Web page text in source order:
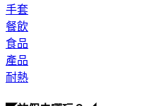
手套
餐飲
食品
產品
耐熱